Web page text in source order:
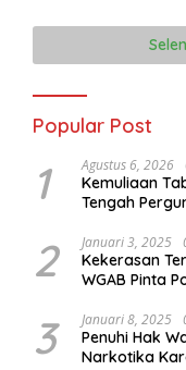
Popular Post
1 Agustus 6, 2026
Kemuliaan
Tengah
2 Januari 3, 2025
Kekerasan
WGAB Pinta
3 Januari 8, 2025
Penuhi Hak
Narkotika